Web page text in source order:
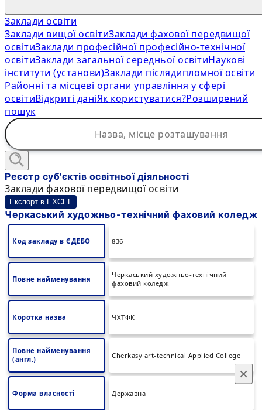
Заклади освіти
Заклади вищої освітиЗаклади фахової передвищої
освітиЗаклади професійної професійно-технічної
освітиЗаклади загальної середньої освітиНаукові
інститути (установи)Заклади післядипломної освіти
Районні та місцеві органи управління у сфері
освітиВідкриті даніЯк користуватися?Розширений
пошук
×
Реєстр суб'єктів освітньої діяльності
Заклади фахової передвищої освіти
Експорт в EXCEL
Черкаський художньо-технічний фаховий коледж
Код закладу в ЄДЕБО 836
Повне найменування
Черкаський художньо-технічний
фаховий коледж
Коротка назва ЧХТФК
Повне найменування
(англ.)
Cherkasy art-technical Applied College
Форма власності Державна